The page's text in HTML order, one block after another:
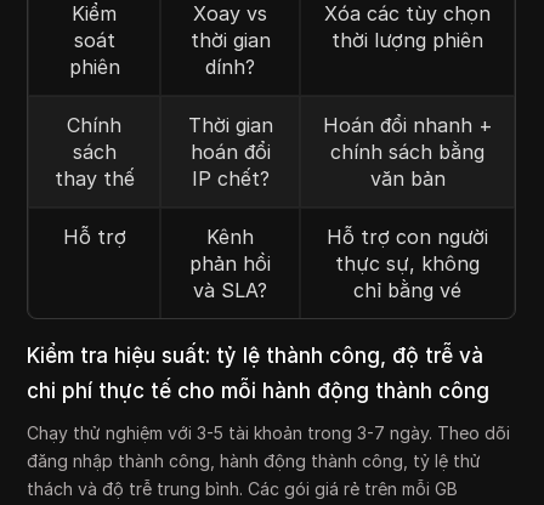
Kiểm
soát
phiên
Xoay vs
thời gian
dính?
Xóa các tùy chọn
thời lượng phiên
Chính
sách
thay thế
Thời gian
hoán đổi
IP chết?
Hoán đổi nhanh +
chính sách bằng
văn bản
Hỗ trợ
Kênh
phản hồi
và SLA?
Hỗ trợ con người
thực sự, không
chỉ bằng vé
Kiểm tra hiệu suất: tỷ lệ thành công, độ trễ và
chi phí thực tế cho mỗi hành động thành công
Chạy thử nghiệm với 3-5 tài khoản trong 3-7 ngày. Theo dõi
đăng nhập thành công, hành động thành công, tỷ lệ thử
thách và độ trễ trung bình. Các gói giá rẻ trên mỗi GB